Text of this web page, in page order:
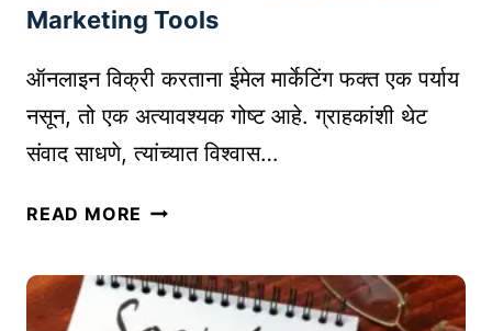
B
A
T
O
R
तु
च्या
स्टा
Marketing Tools
ऑनलाइन विक्री करताना ईमेल मार्केटिंग फक्त एक पर्याय
नसून, तो एक अत्यावश्यक गोष्ट आहे. ग्राहकांशी थेट
संवाद साधणे, त्यांच्यात विश्वास…
READ MORE ऑ
इ
न